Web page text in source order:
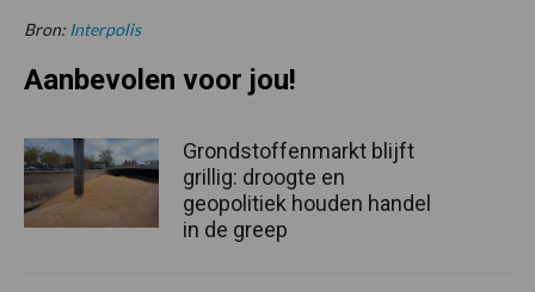
Bron: Interpolis
Aanbevolen voor jou!
Grondstoffenmarkt blijft
grillig: droogte en
geopolitiek houden handel
in de greep